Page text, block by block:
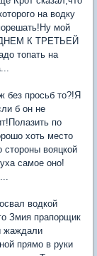
на водку
мой
ДНЕМ К ТРЕТЬЕЙ
топать на
просьб то?!Я
б он не
по
хоть место
стороны вояцкой
самое оно!
водкой
Змия прапорщик
жаждали
прямо в руки